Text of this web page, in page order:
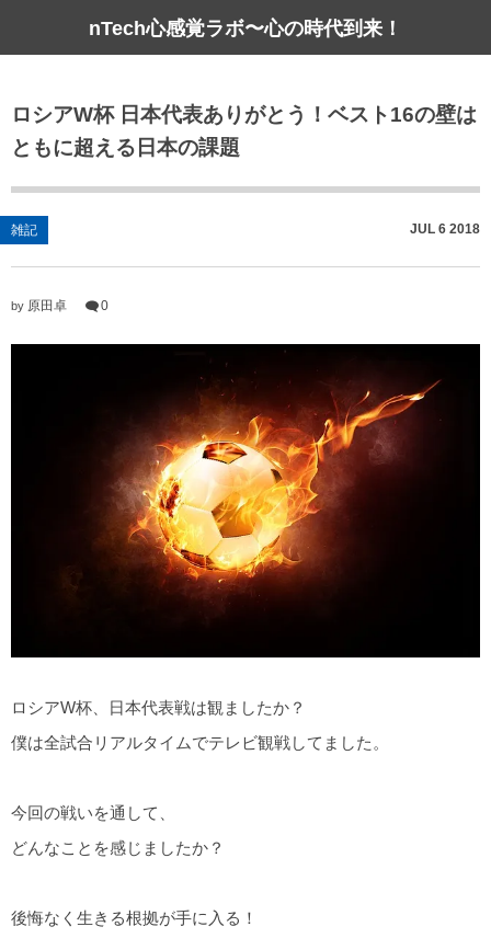
nTech心感覚ラボ〜心の時代到来！
ロシアW杯 日本代表ありがとう！ベスト16の壁は
ともに超える日本の課題
雑記 JUL 6 2018
by 原田卓 0
ロシアW杯、日本代表戦は観ましたか？
僕は全試合リアルタイムでテレビ観戦してました。
今回の戦いを通して、
どんなことを感じましたか？
後悔なく生きる根拠が手に入る！